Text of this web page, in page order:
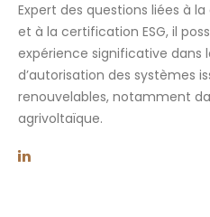
Expert des questions liées à
et à la certification ESG, il
expérience significative dans
d’autorisation des systèmes
renouvelables, notamment
agrivoltaïque.